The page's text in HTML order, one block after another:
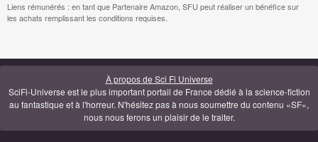
Liens rémunérés : en tant que Partenaire Amazon, SFU peut réaliser un bénéfice sur
les achats remplissant les conditions requises.
À propos de Sci Fi Universe
SciFi-Universe est le plus important portail de France dédié à la science-fiction
au fantastique et à l'horreur. N'hésitez pas à nous soumettre du contenu «SF»,
nous nous ferons un plaisir de le traiter.